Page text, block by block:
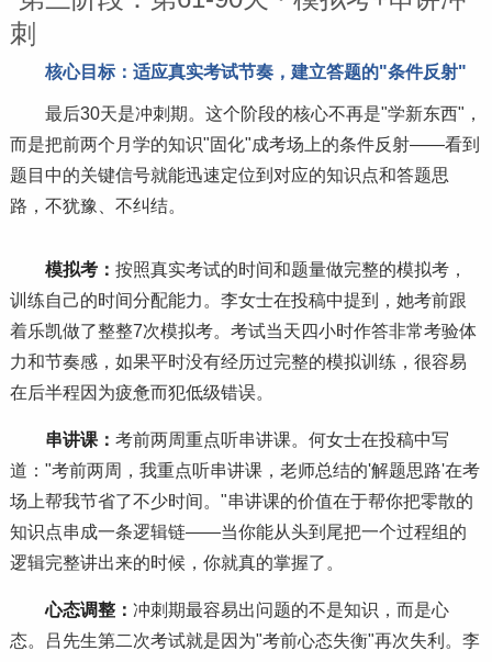
刺
核心目标：适应真实考试节奏，建立答题的"条件反射"
最后30天是冲刺期。这个阶段的核心不再是"学新东西"，
而是把前两个月学的知识"固化"成考场上的条件反射——看到
题目中的关键信号就能迅速定位到对应的知识点和答题思
路，不犹豫、不纠结。
模拟考： 按照真实考试的时间和题量做完整的模拟考，
训练自己的时间分配能力。李女士在投稿中提到，她考前跟
着乐凯做了整整7次模拟考。考试当天四小时作答非常考验体
力和节奏感，如果平时没有经历过完整的模拟训练，很容易
在后半程因为疲惫而犯低级错误。
串讲课： 考前两周重点听串讲课。何女士在投稿中写
道："考前两周，我重点听串讲课，老师总结的'解题思路'在考
场上帮我节省了不少时间。"串讲课的价值在于帮你把零散的
知识点串成一条逻辑链——当你能从头到尾把一个过程组的
逻辑完整讲出来的时候，你就真的掌握了。
心态调整： 冲刺期最容易出问题的不是知识，而是心
态。吕先生第二次考试就是因为"考前心态失衡"再次失利。李